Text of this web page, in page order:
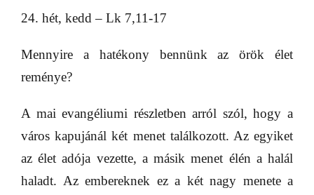
24. hét, kedd – Lk 7,11-17
Mennyire a hatékony bennünk az örök élet
reménye?
A mai evangéliumi részletben arról szól, hogy a
város kapujánál két menet találkozott. Az egyiket
az élet adója vezette, a másik menet élén a halál
haladt. Az embereknek ez a két nagy menete a